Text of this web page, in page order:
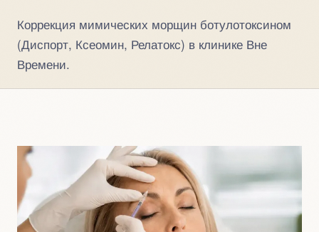
Коррекция мимических морщин ботулотоксином
(Диспорт, Ксеомин, Релатокс) в клинике Вне
Времени.